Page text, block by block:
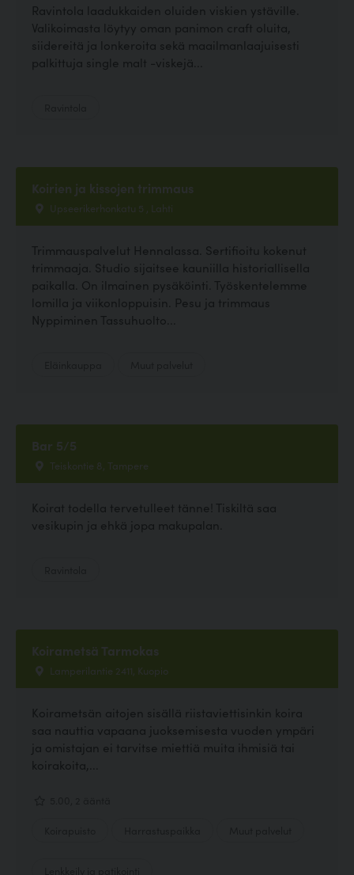
Ravintola laadukkaiden oluiden viskien ystäville.
Valikoimasta löytyy oman panimon craft oluita,
siidereitä ja lonkeroita sekä maailmanlaajuisesti
palkittuja single malt -viskejä...
Koirien ja kissojen trimmaus
Upseerikerhonkatu 5 , Lahti
Trimmauspalvelut Hennalassa. Sertifioitu kokenut
trimmaaja. Studio sijaitsee kauniilla historiallisella
paikalla. On ilmainen pysäköinti. Työskentelemme
lomilla ja viikonloppuisin. Pesu ja trimmaus
Nyppiminen Tassuhuolto...
Bar 5/5
Teiskontie 8, Tampere
Koirat todella tervetulleet tänne! Tiskiltä saa
vesikupin ja ehkä jopa makupalan.
Koirametsä Tarmokas
Lamperilantie 2411, Kuopio
Koirametsän aitojen sisällä riistaviettisinkin koira
saa nauttia vapaana juoksemisesta vuoden ympäri
ja omistajan ei tarvitse miettiä muita ihmisiä tai
koirakoita,...